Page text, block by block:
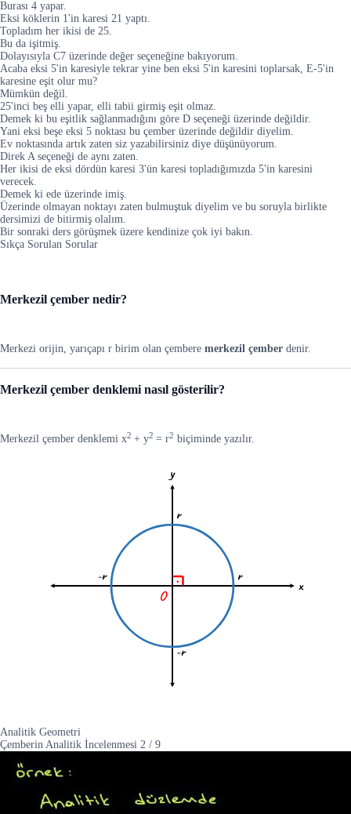
Burası 4 yapar.
Eksi köklerin 1'in karesi 21 yaptı.
Topladım her ikisi de 25.
Bu da işitmiş.
Dolayısıyla C7 üzerinde değer seçeneğine bakıyorum.
Acaba eksi 5'in karesiyle tekrar yine ben eksi 5'in karesini toplarsak, E-5'in
karesine eşit olur mu?
Mümkün değil.
25'inci beş elli yapar, elli tabii girmiş eşit olmaz.
Demek ki bu eşitlik sağlanmadığını göre D seçeneği üzerinde değildir.
Yani eksi beşe eksi 5 noktası bu çember üzerinde değildir diyelim.
Ev noktasında artık zaten siz yazabilirsiniz diye düşünüyorum.
Direk A seçeneği de aynı zaten.
Her ikisi de eksi dördün karesi 3'ün karesi topladığımızda 5'in karesini
verecek.
Demek ki ede üzerinde imiş.
Üzerinde olmayan noktayı zaten bulmuştuk diyelim ve bu soruyla birlikte
dersimizi de bitirmiş olalım.
Bir sonraki ders görüşmek üzere kendinize çok iyi bakın.
Sıkça Sorulan Sorular
Merkezil çember nedir?
Merkezi orijin, yarıçapı r birim olan çembere merkezil çember denir.
Merkezil çember denklemi nasıl gösterilir?
Merkezil çember denklemi x2 + y2 = r2 biçiminde yazılır.
Analitik Geometri
Çemberin Analitik İncelenmesi 2 / 9